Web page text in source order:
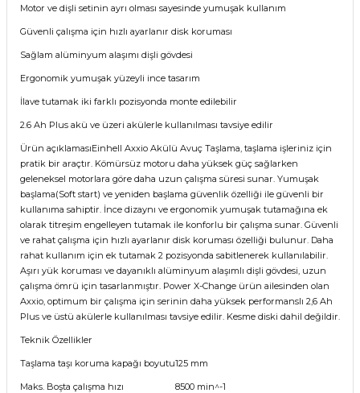
Motor ve dişli setinin ayrı olması sayesinde yumuşak kullanım
Güvenli çalışma için hızlı ayarlanır disk koruması
Sağlam alüminyum alaşımı dişli gövdesi
Ergonomik yumuşak yüzeyli ince tasarım
İlave tutamak iki farklı pozisyonda monte edilebilir
2.6 Ah Plus akü ve üzeri akülerle kullanılması tavsiye edilir
Ürün açıklamasıEinhell Axxio Akülü Avuç Taşlama, taşlama işleriniz için
pratik bir araçtır. Kömürsüz motoru daha yüksek güç sağlarken
geleneksel motorlara göre daha uzun çalışma süresi sunar. Yumuşak
başlama(Soft start) ve yeniden başlama güvenlik özelliği ile güvenli bir
kullanıma sahiptir. İnce dizaynı ve ergonomik yumuşak tutamağına ek
olarak titreşim engelleyen tutamak ile konforlu bir çalışma sunar. Güvenli
ve rahat çalışma için hızlı ayarlanır disk koruması özelliği bulunur. Daha
rahat kullanım için ek tutamak 2 pozisyonda sabitlenerek kullanılabilir.
Aşırı yük koruması ve dayanıklı alüminyum alaşımlı dişli gövdesi, uzun
çalışma ömrü için tasarlanmıştır. Power X-Change ürün ailesinden olan
Axxio, optimum bir çalışma için serinin daha yüksek performanslı 2,6 Ah
Plus ve üstü akülerle kullanılması tavsiye edilir. Kesme diski dahil değildir.
Teknik Özellikler
Taşlama taşı koruma kapağı boyutu125 mm
Maks. Boşta çalışma hızı 8500 min^-1